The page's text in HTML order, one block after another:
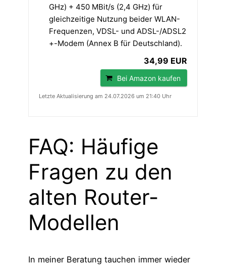
GHz) + 450 MBit/s (2,4 GHz) für
gleichzeitige Nutzung beider WLAN-
Frequenzen, VDSL- und ADSL-/ADSL2
+-Modem (Annex B für Deutschland).
34,99 EUR
Bei Amazon kaufen
Letzte Aktualisierung am 24.07.2026 um 21:40 Uhr
FAQ: Häufige
Fragen zu den
alten Router-
Modellen
In meiner Beratung tauchen immer wieder